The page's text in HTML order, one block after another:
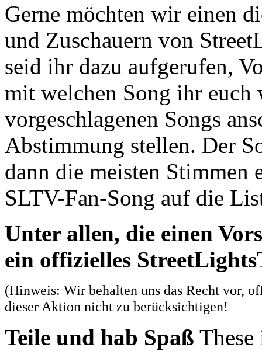
Gerne möchten wir einen
und Zuschauern von
seid ihr dazu aufgerufen,
mit welchen Song ihr euch
vorgeschlagenen Songs
Abstimmung stellen. Der
dann die meisten
SLTV-Fan-Song auf die
Unter allen, die einen
ein offizielles
(Hinweis: Wir behalten uns das Recht vor,
dieser Aktion nicht zu berücksichtigen!
Teile und hab Spaß